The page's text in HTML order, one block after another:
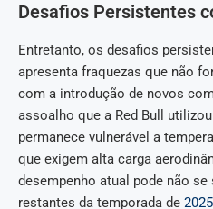
Desafios Persistentes
Entretanto, os desafios
apresenta fraquezas que não
com a introdução de novos
assoalho que a Red Bull
permanece vulnerável a
que exigem alta carga
desempenho atual pode não
restantes da temporada de 2025